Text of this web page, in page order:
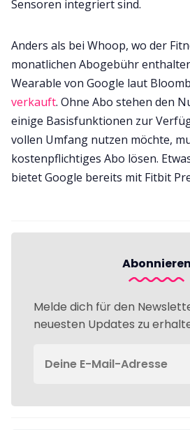
Sensoren integriert sind.
Anders als bei Whoop, wo der
monatlichen Abogebühr
Wearable von Google laut
verkauft. Ohne Abo stehen den
einige Basisfunktionen zur
vollen Umfang nutzen möchte,
kostenpflichtiges Abo lösen.
bietet Google bereits mit Fitbit
Abonnieren
Melde dich für den
neuesten Updates zu